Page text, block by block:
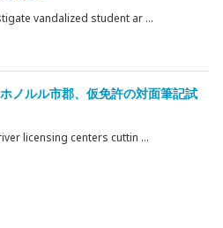
vandalized student ar ...
ホノルル市郡、仮免許の対面筆記試
licensing centers cuttin ...